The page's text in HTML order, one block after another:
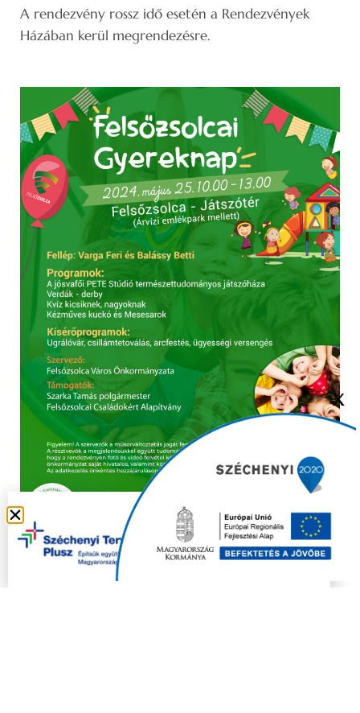
A rendezvény rossz idő esetén a Rendezvények
Házában kerül megrendezésre.
X